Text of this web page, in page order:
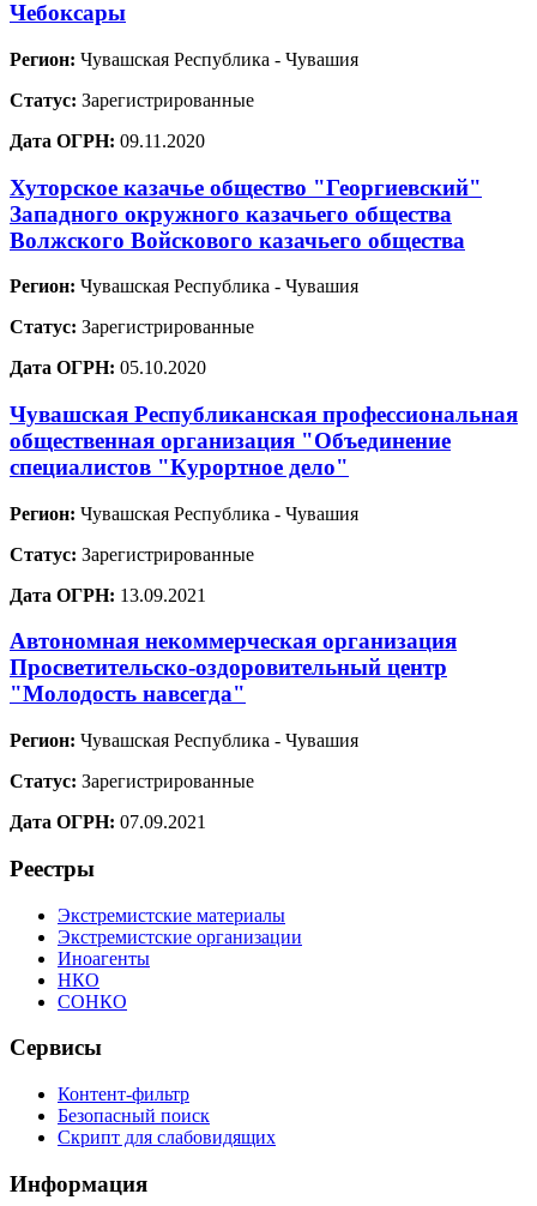
Чебоксары
Регион: Чувашская Республика - Чувашия
Статус: Зарегистрированные
Дата ОГРН: 09.11.2020
Хуторское казачье общество "Георгиевский"
Западного окружного казачьего общества
Волжского Войскового казачьего общества
Регион: Чувашская Республика - Чувашия
Статус: Зарегистрированные
Дата ОГРН: 05.10.2020
Чувашская Республиканская профессиональная
общественная организация "Объединение
специалистов "Курортное дело"
Регион: Чувашская Республика - Чувашия
Статус: Зарегистрированные
Дата ОГРН: 13.09.2021
Автономная некоммерческая организация
Просветительско-оздоровительный центр
"Молодость навсегда"
Регион: Чувашская Республика - Чувашия
Статус: Зарегистрированные
Дата ОГРН: 07.09.2021
Реестры
Экстремистские материалы
Экстремистские организации
Иноагенты
НКО
СОНКО
Сервисы
Контент-фильтр
Безопасный поиск
Скрипт для слабовидящих
Информация